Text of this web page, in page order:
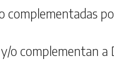
complementadas
o complementan a